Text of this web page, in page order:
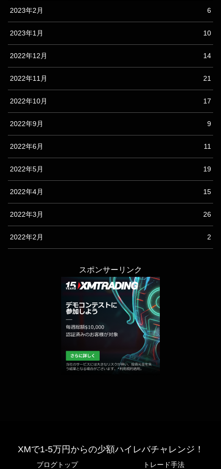
2023年2月 6
2023年1月 10
2022年12月 14
2022年11月 21
2022年10月 17
2022年9月 9
2022年6月 11
2022年5月 19
2022年4月 15
2022年3月 26
2022年2月 2
スポンサーリンク
XMで1-5万円からの少額ハイレバチャレンジ！
ブログトップ トレード手法